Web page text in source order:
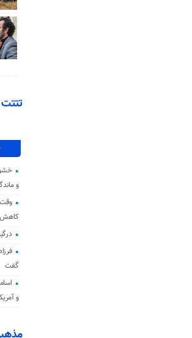
تتتت
و
وقت
کاهش
گفت
و